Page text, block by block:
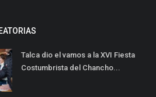
Talca dio el vamos a la XVI Fiesta
Costumbrista del Chancho...